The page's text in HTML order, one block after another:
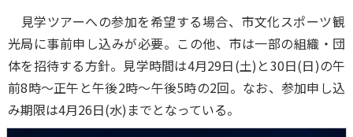
見学ツアーへの参加を希望する場合、市文化スポーツ観
光局に事前申し込みが必要。この他、市は一部の組織・団
体を招待する方針。見学時間は4月29日(土)と30日(日)の午
前8時～正午と午後2時～午後5時の2回。なお、参加申し込
み期限は4月26日(水)までとなっている。